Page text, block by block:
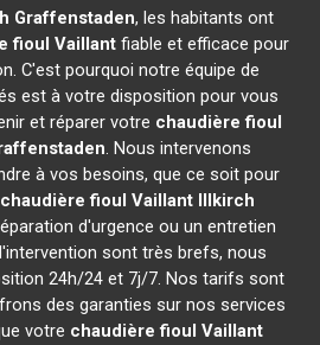
Graffenstaden, les habitants ont
fioul Vaillantfiable et efficace pour
C'est pourquoi notre équipe de
est à votre disposition pour vous
et réparer votre chaudière fioul
. Nous intervenons
à vos besoins, que ce soit pour
chaudière fioul Vaillant Illkirch
d'urgence ou un entretien
sont très brefs, nous
24h/24 et 7j/7. Nos tarifs sont
des garanties sur nos services
votre chaudière fioul Vaillant